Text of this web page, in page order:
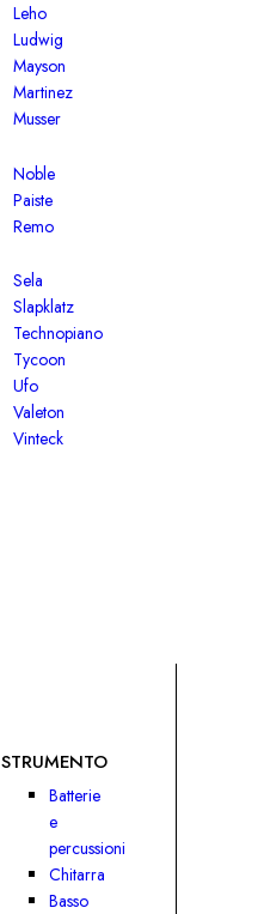
Leho
Ludwig
Mayson
Martinez
Musser
Noble
Paiste
Remo
Sela
Slapklatz
Technopiano
Tycoon
Ufo
Valeton
Vinteck
STRUMENTO
Batterie
e
percussioni
Chitarra
Basso